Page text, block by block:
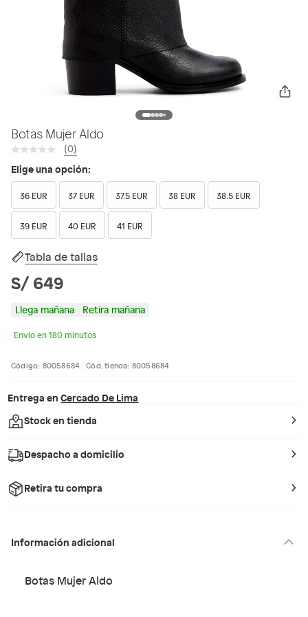
Botas Mujer Aldo
(0)
Elige una opción:
36 EUR 37 EUR 37.5 EUR 38 EUR 38.5 EUR
39 EUR 40 EUR 41 EUR
Tabla de tallas
S/ 649
Llega mañana Retira mañana
Envío en 180 minutos
Código: 80058684 Cód. tienda: 80058684
Entrega en Cercado De Lima
Stock en tienda
Despacho a domicilio
Retira tu compra
Información adicional
Botas Mujer Aldo